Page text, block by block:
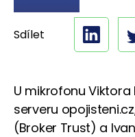
Sdílet
U mikrofonu
serveru
(Broker Trust) a